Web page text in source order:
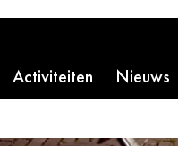
Activiteiten Nieuws